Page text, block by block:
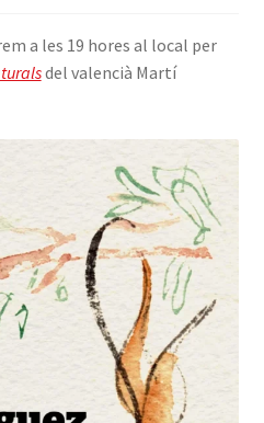
a les 19 hores al local per
del valencià Martí